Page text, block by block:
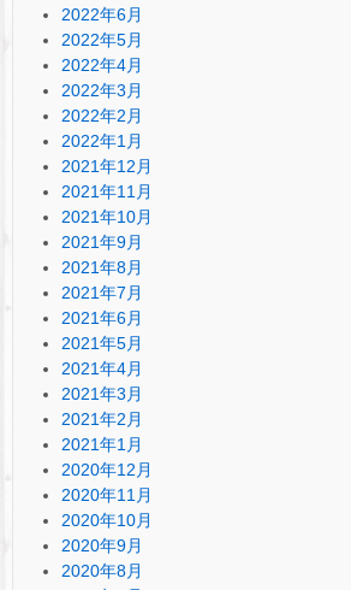
2022年6月
2022年5月
2022年4月
2022年3月
2022年2月
2022年1月
2021年12月
2021年11月
2021年10月
2021年9月
2021年8月
2021年7月
2021年6月
2021年5月
2021年4月
2021年3月
2021年2月
2021年1月
2020年12月
2020年11月
2020年10月
2020年9月
2020年8月